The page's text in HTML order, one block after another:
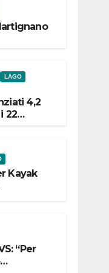
LAGO
4,2
22
Kayak
“Per